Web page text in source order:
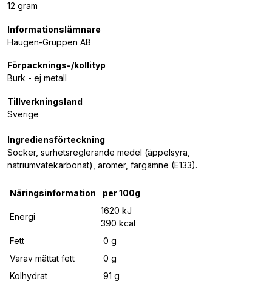
12 gram
Informationslämnare
Haugen-Gruppen AB
Förpacknings-/kollityp
Burk - ej metall
Tillverkningsland
Sverige
Ingrediensförteckning
Socker, surhetsreglerande medel (äppelsyra,
natriumvätekarbonat), aromer, färgämne (E133).
Näringsinformation per 100g
Energi
1620 kJ
390 kcal
Fett
0 g
Varav mättat fett
0 g
Kolhydrat
91 g